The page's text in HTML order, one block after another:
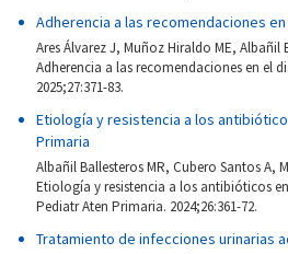
Adherencia a las recomendaciones
Ares Álvarez J, Muñoz Hiraldo ME,
Adherencia a las recomendaciones en el
2025;27:371-83.
Etiología y resistencia a los
Primaria
Albañil Ballesteros MR, Cubero Santos A,
Etiología y resistencia a los antibióticos
Pediatr Aten Primaria. 2024;26:361-72.
Tratamiento de infecciones urinarias